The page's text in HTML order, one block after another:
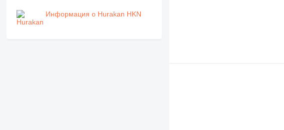
Информация о Hurakan HKN